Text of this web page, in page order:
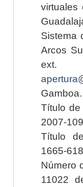
virtuales
Sistema
Arcos
Título de
2007-
Título
1665-
Número
11022